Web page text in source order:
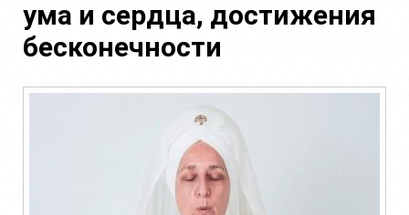
д
е
ь
ума и сердца, достижения
бесконечности